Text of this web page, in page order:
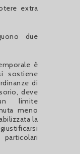
extra
due
è
sostiene
di
deve
limite
meno
la